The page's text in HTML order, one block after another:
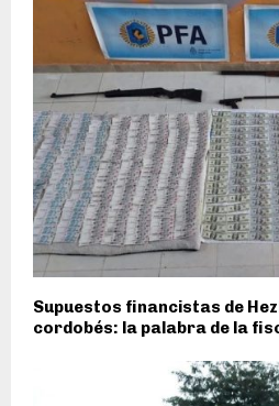
Supuestos financistas de
cordobés: la palabra de la